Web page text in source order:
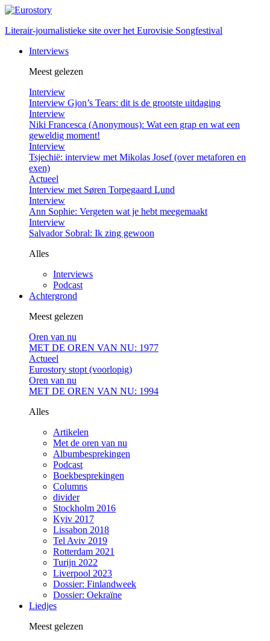
Literair-journalistieke site over het Eurovisie Songfestival
Interviews
Meest gelezen
Interview
Interview Gjon’s Tears: dit is de grootste uitdaging
Interview
Niki Francesca (Anonymous): Wat een grap en wat een
geweldig moment!
Interview
Tsjechië: interview met Mikolas Josef (over metaforen en
exen)
Actueel
Interview met Søren Torpegaard Lund
Interview
Ann Sophie: Vergeten wat je hebt meegemaakt
Interview
Salvador Sobral: Ik zing gewoon
Alles
Interviews
Podcast
Achtergrond
Meest gelezen
Oren van nu
MET DE OREN VAN NU: 1977
Actueel
Eurostory stopt (voorlopig)
Oren van nu
MET DE OREN VAN NU: 1994
Alles
Artikelen
Met de oren van nu
Albumbesprekingen
Podcast
Boekbesprekingen
Columns
divider
Stockholm 2016
Kyiv 2017
Lissabon 2018
Tel Aviv 2019
Rotterdam 2021
Turijn 2022
Liverpool 2023
Dossier: Finlandweek
Dossier: Oekraïne
Liedjes
Meest gelezen